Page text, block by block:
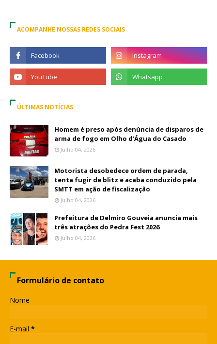
ACOMPANHE NOSSAS REDES SOCIAIS
ÚLTIMAS NOTÍCIAS
Homem é preso após denúncia de disparos de
arma de fogo em Olho d’Água do Casado
Julho 04, 2026
Motorista desobedece ordem de parada,
tenta fugir de blitz e acaba conduzido pela
SMTT em ação de fiscalização
Julho 04, 2026
Prefeitura de Delmiro Gouveia anuncia mais
três atrações do Pedra Fest 2026
Julho 04, 2026
Formulário de contato
Nome
E-mail *